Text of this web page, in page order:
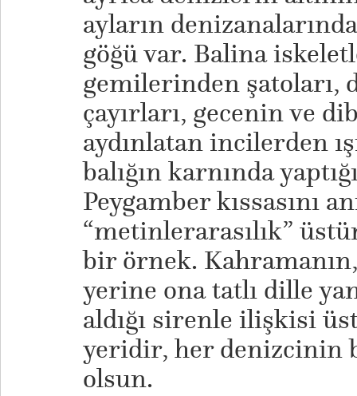
ayların
göğü var. Balina
gemilerinden şatoları,
çayırları, gecenin ve
aydınlatan incilerden
balığın karnında
Peygamber kıssasını
“metinlerarasılık”
bir örnek.
yerine ona tatlı dille
aldığı sirenle ilişkisi
yeridir, her denizcinin
olsun.